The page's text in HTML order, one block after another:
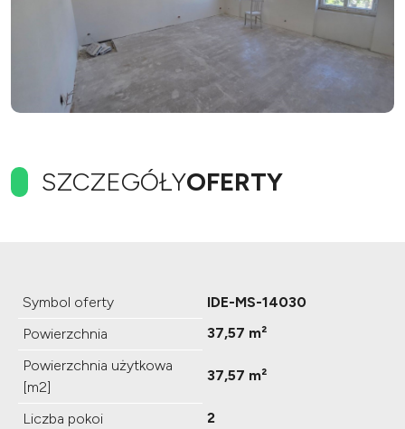
SZCZEGÓŁYOFERTY
Symbol oferty
IDE-MS-14030
Powierzchnia
37,57 m²
Powierzchnia użytkowa
[m2]
37,57 m²
Liczba pokoi
2